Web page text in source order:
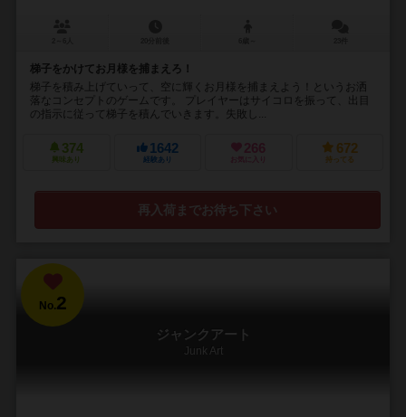
梯子をかけてお月様を捕まえろ！
梯子を積み上げていって、空に輝くお月様を捕まえよう！というお洒
落なコンセプトのゲームです。 プレイヤーはサイコロを振って、出目
の指示に従って梯子を積んでいきます。失敗し...
374
興味あり
1642
経験あり
266
お気に入り
672
持ってる
再入荷までお待ち下さい
No.2
ジャンクアート
Junk Art